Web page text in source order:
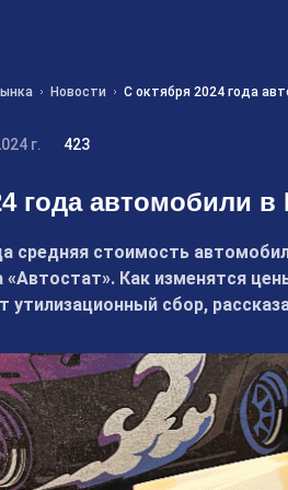
Новости С октября 2024 года
г. 423
года автомобили
средняя стоимость
«Автостат». Как изменятся
утилизационный сбор,